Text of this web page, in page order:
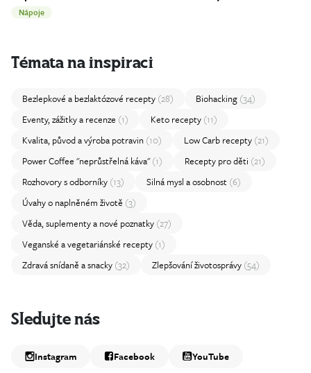
Nápoje
Témata na inspiraci
Bezlepkové a bezlaktózové recepty (28) Biohacking (34)
Eventy, zážitky a recenze (1) Keto recepty (11)
Kvalita, původ a výroba potravin (10) Low Carb recepty (21)
Power Coffee "neprůstřelná káva"(1) Recepty pro děti (21)
Rozhovory s odborníky (13) Silná mysl a osobnost (6)
Úvahy o naplněném životě (3)
Věda, suplementy a nové poznatky (27)
Veganské a vegetariánské recepty (1)
Zdravá snídaně a snacky (32) Zlepšování životosprávy (54)
Sledujte nás
Instagram Facebook YouTube